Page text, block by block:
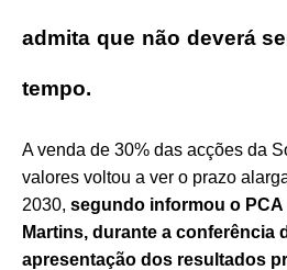
admita que não deverá
tempo.
A venda de 30% das acções da
valores voltou a ver o prazo
2030, segundo informou o
Martins, durante a conferência
apresentação dos resultados